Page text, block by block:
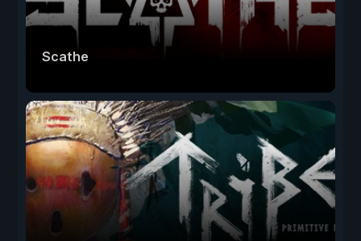
Scathe